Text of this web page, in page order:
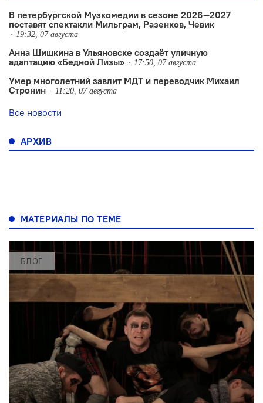
В петербургской Музкомедии в сезоне 2026—2027
поставят спектакли Мильграм, Разенков, Чевик
19:32, 07 августа
Анна Шишкина в Ульяновске создаëт уличную
адаптацию «Бедной Лизы»
17:50, 07 августа
Умер многолетний завлит МДТ и переводчик Михаил
Стронин
11:20, 07 августа
Все новости
АРХИВ
МАТЕРИАЛЫ ПО ТЕМЕ
БЛОГ